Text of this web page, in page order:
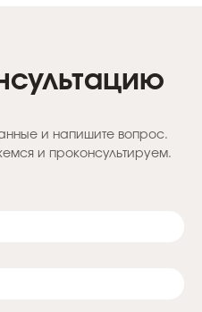
и напишите вопрос.
и проконсультируем.